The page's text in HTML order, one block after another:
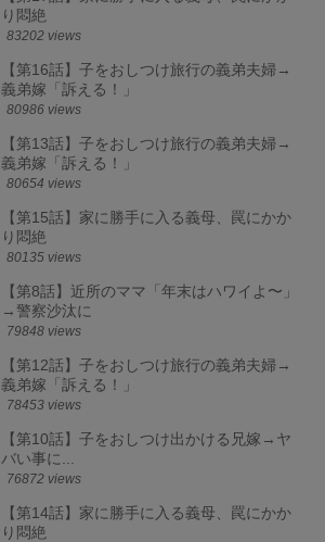
り悶絶
83202 views
【第16話】子をおしつけ旅行の義弟夫婦→
義弟嫁「訴える！」
80986 views
【第13話】子をおしつけ旅行の義弟夫婦→
義弟嫁「訴える！」
80654 views
【第15話】家に勝手に入る義母、罠にかか
り悶絶
80135 views
【第8話】近所のママ「年末はハワイよ〜」
→警察沙汰に
79848 views
【第12話】子をおしつけ旅行の義弟夫婦→
義弟嫁「訴える！」
78453 views
【第10話】子をおしつけ出かける兄嫁→ヤ
バい事に...
76872 views
【第14話】家に勝手に入る義母、罠にかか
り悶絶